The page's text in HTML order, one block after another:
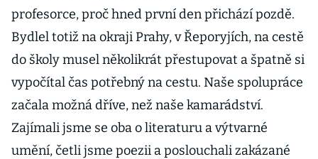
profesorce, proč hned první den přichází pozdě.
Bydlel totiž na okraji Prahy, v Řeporyjích, na cestě
do školy musel několikrát přestupovat a špatně si
vypočítal čas potřebný na cestu. Naše spolupráce
začala možná dříve, než naše kamarádství.
Zajímali jsme se oba o literaturu a výtvarné
umění, četli jsme poezii a poslouchali zakázané